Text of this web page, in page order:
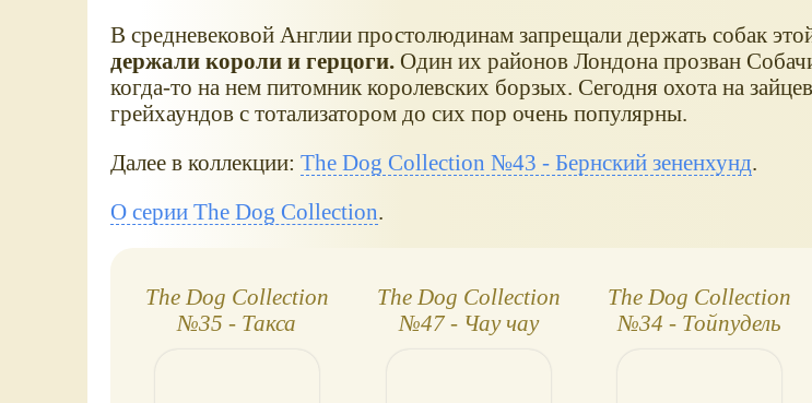
В средневековой Англии простолюдинам запрещали держать собак
держали короли и герцоги. Один их районов Лондона прозван
когда-то на нем питомник королевских борзых. Сегодня охота на
грейхаундов с тотализатором до сих пор очень популярны.
Далее в коллекции: The Dog Collection №43 - Бернский зененхунд.
О серии The Dog Collection.
The Dog Collection
№35 - Такса
The Dog Collection
№47 - Чау чау
The Dog Collection
№34 - Тойпудель